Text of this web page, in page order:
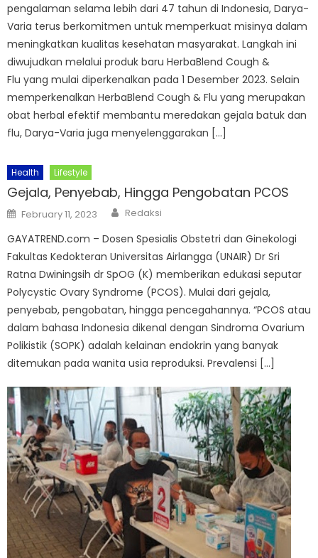
pengalaman selama lebih dari 47 tahun di Indonesia, Darya-
Varia terus berkomitmen untuk memperkuat misinya dalam
meningkatkan kualitas kesehatan masyarakat. Langkah ini
diwujudkan melalui produk baru HerbaBlend Cough &
Flu yang mulai diperkenalkan pada 1 Desember 2023. Selain
memperkenalkan HerbaBlend Cough & Flu yang merupakan
obat herbal efektif membantu meredakan gejala batuk dan
flu, Darya-Varia juga menyelenggarakan […]
Health Lifestyle
Gejala, Penyebab, Hingga Pengobatan PCOS
Posted
on
February 11, 2023 Author
Redaksi
GAYATREND.com – Dosen Spesialis Obstetri dan Ginekologi
Fakultas Kedokteran Universitas Airlangga (UNAIR) Dr Sri
Ratna Dwiningsih dr SpOG (K) memberikan edukasi seputar
Polycystic Ovary Syndrome (PCOS). Mulai dari gejala,
penyebab, pengobatan, hingga pencegahannya. “PCOS atau
dalam bahasa Indonesia dikenal dengan Sindroma Ovarium
Polikistik (SOPK) adalah kelainan endokrin yang banyak
ditemukan pada wanita usia reproduksi. Prevalensi […]